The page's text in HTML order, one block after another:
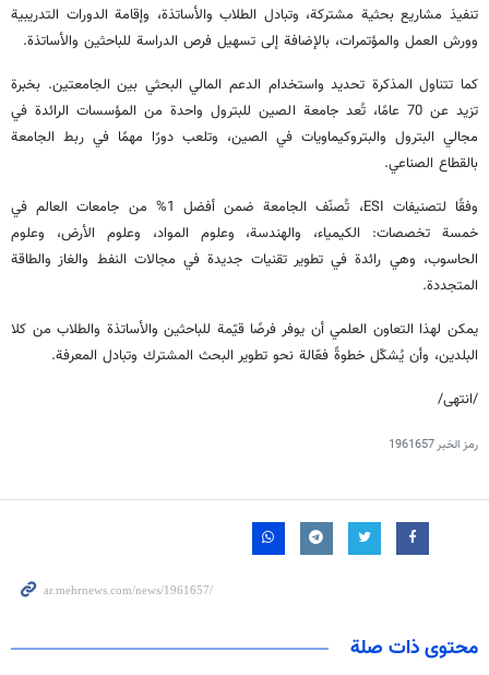
تنفيذ مشاريع بحثية مشتركة، وتبادل الطلاب والأساتذة، وإقامة الدورات التدريبية
وورش العمل والمؤتمرات، بالإضافة إلى تسهيل فرص الدراسة للباحثين والأساتذة.
كما تتناول المذكرة تحديد واستخدام الدعم المالي البحثي بين الجامعتين. بخبرة
تزيد عن 70 عامًا، تُعد جامعة الصين للبترول واحدة من المؤسسات الرائدة في
مجالي البترول والبتروكيماويات في الصين، وتلعب دورًا مهمًا في ربط الجامعة
بالقطاع الصناعي.
وفقًا لتصنيفات ESI، تُصنّف الجامعة ضمن أفضل 1% من جامعات العالم في
خمسة تخصصات: الكيمياء، والهندسة، وعلوم المواد، وعلوم الأرض، وعلوم
الحاسوب، وهي رائدة في تطوير تقنيات جديدة في مجالات النفط والغاز والطاقة
المتجددة.
يمكن لهذا التعاون العلمي أن يوفر فرصًا قيّمة للباحثين والأساتذة والطلاب من كلا
البلدين، وأن يُشكّل خطوةً فعّالة نحو تطوير البحث المشترك وتبادل المعرفة.
/انتهى/
رمز الخبر1961657
محتوى ذات صلة